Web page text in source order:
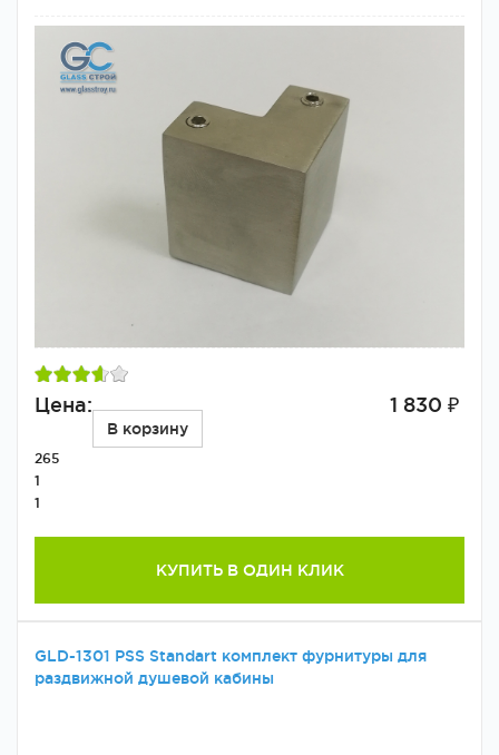
Цена: 1 830 ₽
В корзину
265
1
1
КУПИТЬ В ОДИН КЛИК
GLD-1301 PSS Standart комплект фурнитуры для
раздвижной душевой кабины